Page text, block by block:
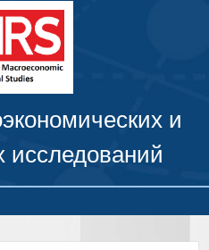
рынок
рынок
и
исследований